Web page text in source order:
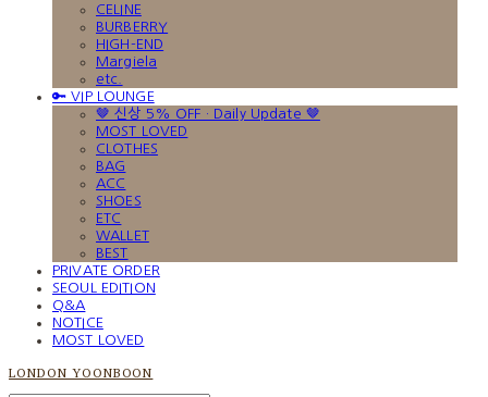
CELINE
BURBERRY
HIGH-END
Margiela
etc.
🔑 VIP LOUNGE
🤎 신상 5% OFF · Daily Update 🤎
MOST LOVED
CLOTHES
BAG
ACC
SHOES
ETC
WALLET
BEST
PRIVATE ORDER
SEOUL EDITION
Q&A
NOTICE
MOST LOVED
LONDON YOONBOON